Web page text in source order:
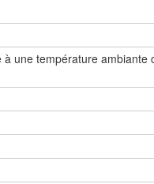
une température ambiante